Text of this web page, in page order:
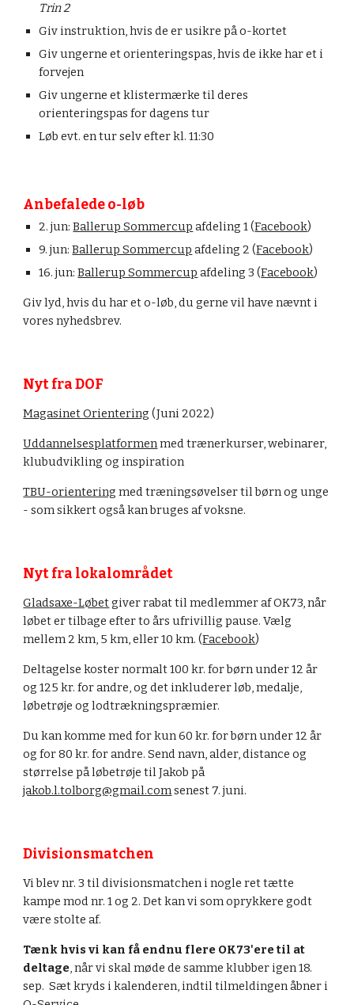
Trin 2
Giv instruktion, hvis de er usikre på o-kortet
Giv ungerne et orienteringspas, hvis de ikke har et i
forvejen
Giv ungerne et klistermærke til deres
orienteringspas for dagens tur
Løb evt. en tur selv efter kl. 11:30
Anbefalede o-løb
2. jun: Ballerup Sommercup afdeling 1 (Facebook)
9. jun: Ballerup Sommercup afdeling 2 (Facebook)
16. jun: Ballerup Sommercup afdeling 3 (Facebook)
Giv lyd, hvis du har et o-løb, du gerne vil have nævnt i
vores nyhedsbrev.
Nyt fra DOF
Magasinet Orientering (Juni 2022)
Uddannelsesplatformen med trænerkurser, webinarer,
klubudvikling og inspiration
TBU-orientering med træningsøvelser til børn og unge
- som sikkert også kan bruges af voksne.
Nyt fra lokalområdet
Gladsaxe-Løbet giver rabat til medlemmer af OK73, når
løbet er tilbage efter to års ufrivillig pause. Vælg
mellem 2 km, 5 km, eller 10 km. (Facebook)
Deltagelse koster normalt 100 kr. for børn under 12 år
og 125 kr. for andre, og det inkluderer løb, medalje,
løbetrøje og lodtrækningspræmier.
Du kan komme med for kun 60 kr. for børn under 12 år
og for 80 kr. for andre. Send navn, alder, distance og
størrelse på løbetrøje til Jakob på
jakob.l.tolborg@gmail.com senest 7. juni.
Divisionsmatchen
Vi blev nr. 3 til divisionsmatchen i nogle ret tætte
kampe mod nr. 1 og 2. Det kan vi som oprykkere godt
være stolte af.
Tænk hvis vi kan få endnu flere OK73'ere til at
deltage, når vi skal møde de samme klubber igen 18.
sep.  Sæt kryds i kalenderen, indtil tilmeldingen åbner i